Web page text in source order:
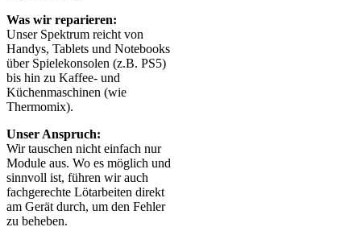
Was wir reparieren:
Unser Spektrum reicht von
Handys, Tablets und Notebooks
über Spielekonsolen (z.B. PS5)
bis hin zu Kaffee- und
Küchenmaschinen (wie
Thermomix).
Unser Anspruch:
Wir tauschen nicht einfach nur
Module aus. Wo es möglich und
sinnvoll ist, führen wir auch
fachgerechte Lötarbeiten direkt
am Gerät durch, um den Fehler
zu beheben.